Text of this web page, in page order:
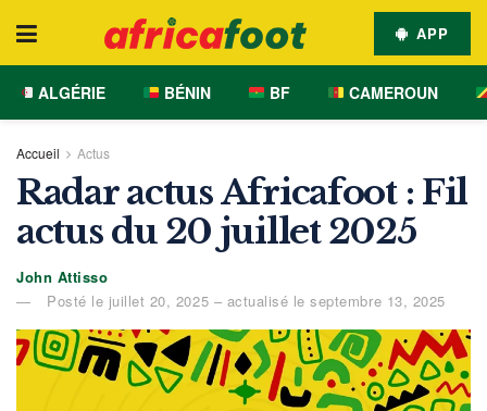
APP
ALGÉRIE BÉNIN BF CAMEROUN
Accueil Actus
Radar actus Africafoot : Fil
actus du 20 juillet 2025
John Attisso
Posté le juillet 20, 2025 – actualisé le septembre 13, 2025